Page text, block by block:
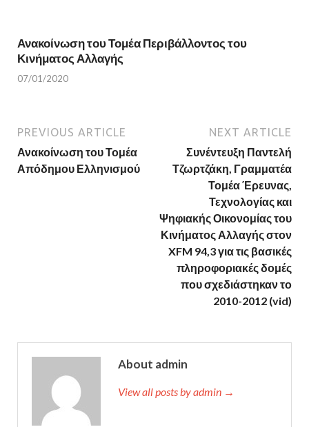
Ανακοίνωση του Τομέα Περιβάλλοντος του
Κινήματος Αλλαγής
07/01/2020
PREVIOUS ARTICLE
Ανακοίνωση του Τομέα
Απόδημου Ελληνισμού
NEXT ARTICLE
Συνέντευξη Παντελή
Τζωρτζάκη, Γραμματέα
Τομέα Έρευνας,
Τεχνολογίας και
Ψηφιακής Οικονομίας του
Κινήματος Αλλαγής στον
XFM 94,3 για τις βασικές
πληροφοριακές δομές
που σχεδιάστηκαν το
2010-2012 (vid)
About admin
View all posts by admin →